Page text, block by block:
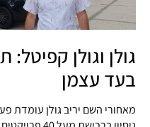
גולן וגולן
בעד עצמן
מאחורי השם יריב גולן עומדת